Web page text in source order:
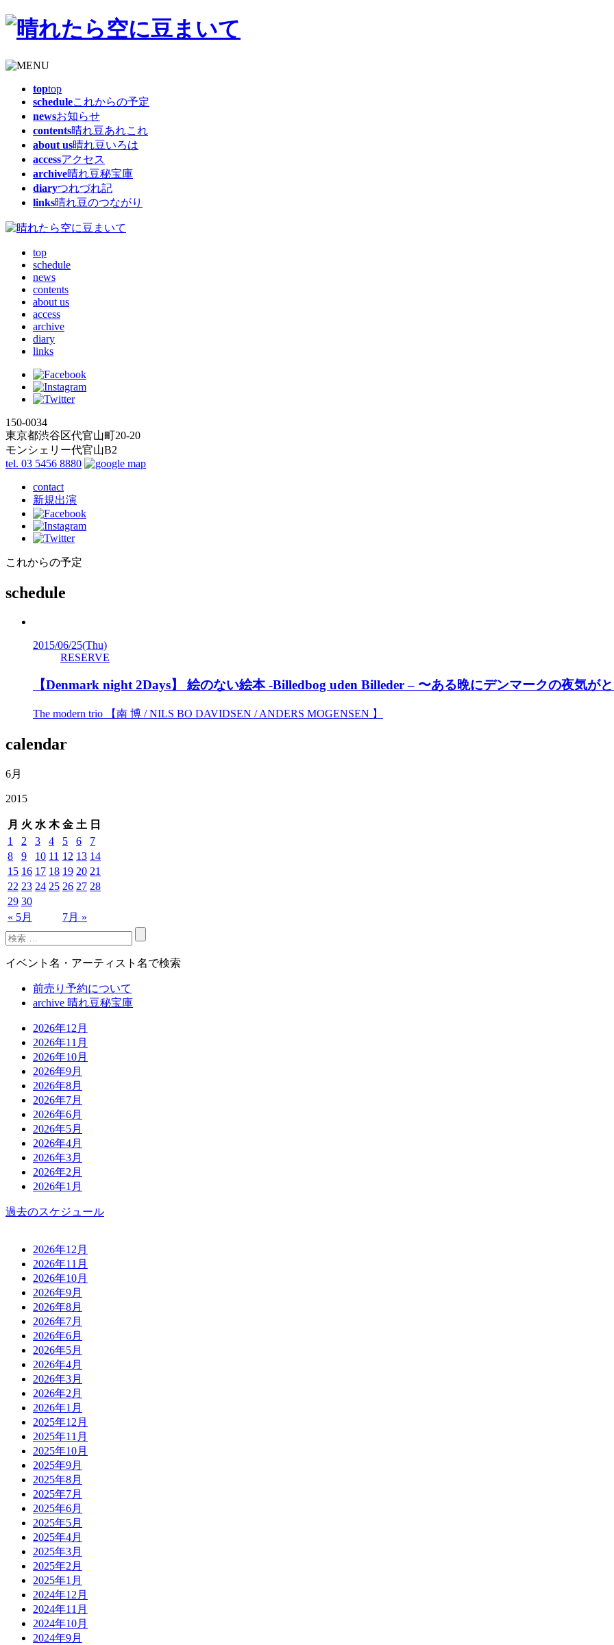
toptop
scheduleこれからの予定
newsお知らせ
contents晴れ豆あれこれ
about us晴れ豆いろは
accessアクセス
archive晴れ豆秘宝庫
diaryつれづれ記
links晴れ豆のつながり
top
schedule
news
contents
about us
access
archive
diary
links
150-0034
東京都渋谷区代官山町20-20
モンシェリー代官山B2
tel. 03 5456 8880
contact
新規出演
これからの予定
schedule
2015/06/25(Thu)
RESERVE
【Denmark night 2Days】 絵のない絵本 -Billedbog uden Billeder – 〜ある晩にデンマークの夜気が
The modern trio 【南 博 / NILS BO DAVIDSEN / ANDERS MOGENSEN 】
calendar
6月
2015
月 火 水 木 金 土 日
« 5月 7月 »
1 2 3 4 5 6
7
8
9 10 11 12 13 14
15 16 17 18 19 20 21
22 23 24 25 26 27 28
29 30
イベント名・アーティスト名で検索
前売り予約について
archive 晴れ豆秘宝庫
2026年12月
2026年11月
2026年10月
2026年9月
2026年8月
2026年7月
2026年6月
2026年5月
2026年4月
2026年3月
2026年2月
2026年1月
過去のスケジュール
2026年12月
2026年11月
2026年10月
2026年9月
2026年8月
2026年7月
2026年6月
2026年5月
2026年4月
2026年3月
2026年2月
2026年1月
2025年12月
2025年11月
2025年10月
2025年9月
2025年8月
2025年7月
2025年6月
2025年5月
2025年4月
2025年3月
2025年2月
2025年1月
2024年12月
2024年11月
2024年10月
2024年9月